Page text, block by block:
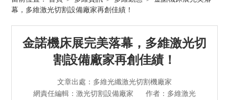
光纖激光切割機
管材激光切割機
激光焊接清洗機
幕，多維激光切割設備廠家再創佳績！
金諾機床展完美落幕，多維激光切
割設備廠家再創佳績！
文章出處：多維光纖激光切割機廠家
網責任編輯：激光切割設備廠家
作者：多維激光